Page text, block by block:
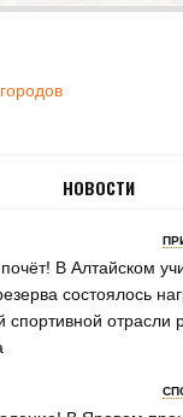
НОВОСТИ
В Алтайском
состоялось
спортивной отрасли